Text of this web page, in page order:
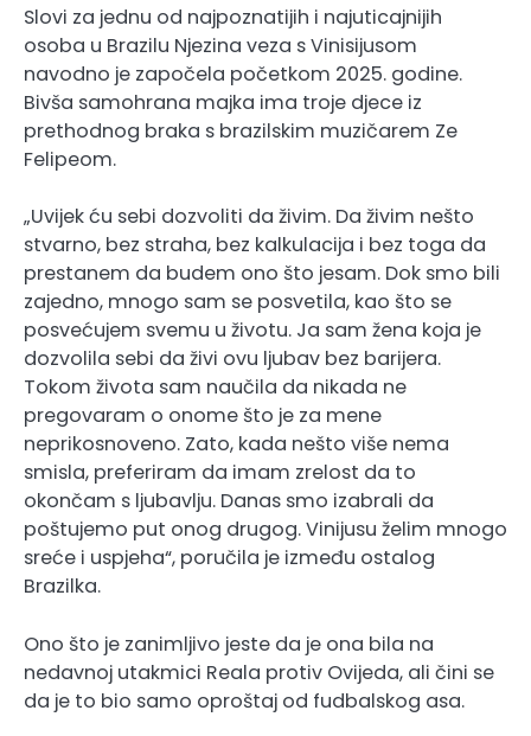
Slovi za jednu od najpoznatijih i najuticajnijih
osoba u Brazilu Njezina veza s Vinisijusom
navodno je započela početkom 2025. godine.
Bivša samohrana majka ima troje djece iz
prethodnog braka s brazilskim muzičarem Ze
Felipeom.
„Uvijek ću sebi dozvoliti da živim. Da živim nešto
stvarno, bez straha, bez kalkulacija i bez toga da
prestanem da budem ono što jesam. Dok smo bili
zajedno, mnogo sam se posvetila, kao što se
posvećujem svemu u životu. Ja sam žena koja je
dozvolila sebi da živi ovu ljubav bez barijera.
Tokom života sam naučila da nikada ne
pregovaram o onome što je za mene
neprikosnoveno. Zato, kada nešto više nema
smisla, preferiram da imam zrelost da to
okončam s ljubavlju. Danas smo izabrali da
poštujemo put onog drugog. Vinijusu želim mnogo
sreće i uspjeha“, poručila je između ostalog
Brazilka.
Ono što je zanimljivo jeste da je ona bila na
nedavnoj utakmici Reala protiv Ovijeda, ali čini se
da je to bio samo oproštaj od fudbalskog asa.